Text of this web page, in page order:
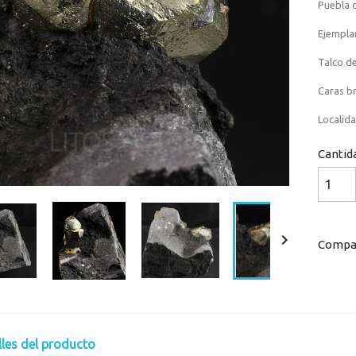

Puebla
Talco
Caras
del producto